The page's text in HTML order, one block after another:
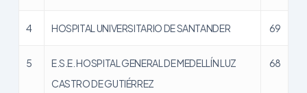
4 HOSPITAL UNIVERSITARIO DE SANTANDER 69
5
E.S.E. HOSPITAL GENERAL DE MEDELLÍN LUZ
CASTRO DE GUTIÉRREZ
68